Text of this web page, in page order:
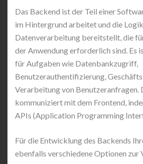
Das Backend ist der Teil einer
im Hintergrund arbeitet und die
Datenverarbeitung bereitstellt, die
der Anwendung erforderlich sind. Es
für Aufgaben wie Datenbankzugriff,
Benutzerauthentifizierung,
Verarbeitung von Benutzeranfragen.
kommuniziert mit dem Frontend,
APIs (Application Programming
Für die Entwicklung des Backends
ebenfalls verschiedene Optionen zur